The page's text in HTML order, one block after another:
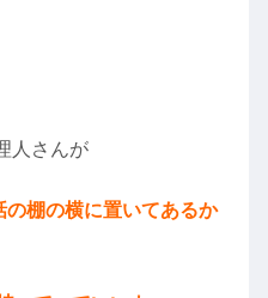
人さんが
の棚の横に置いてあるか